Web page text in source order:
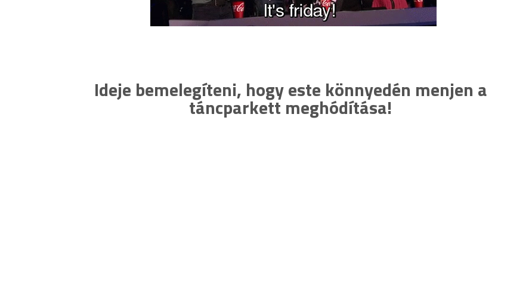
Ideje bemelegíteni, hogy este könnyedén menjen a
táncparkett meghódítása!